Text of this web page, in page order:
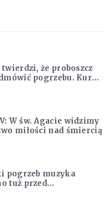
twierdzi, że proboszcz
pogrzebu. Kuria
wyjaśnienia
W św. Agacie widzimy
miłości nad śmiercią
pogrzeb muzyka
tuż przed
Powodem była